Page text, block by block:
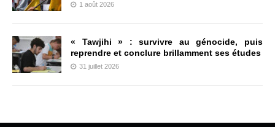
1 août 2026
« Tawjihi » : survivre au génocide, puis
reprendre et conclure brillamment ses études
31 juillet 2026